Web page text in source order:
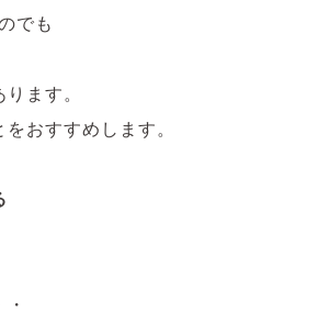
でも
ます。
おすすめします。